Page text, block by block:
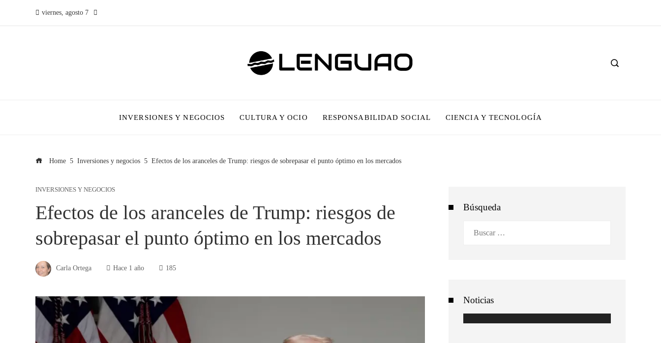
viernes, agosto 7
INVERSIONES Y NEGOCIOS CULTURA Y OCIO RESPONSABILIDAD SOCIAL CIENCIA Y TECNOLOGÍA
Home Inversiones y negocios Efectos de los aranceles de Trump: riesgos de sobrepasar el punto óptimo en los mercados
INVERSIONES Y NEGOCIOS
Efectos de los aranceles de Trump: riesgos de
sobrepasar el punto óptimo en los mercados
Carla Ortega Hace 1 año 185
Búsqueda
Noticias